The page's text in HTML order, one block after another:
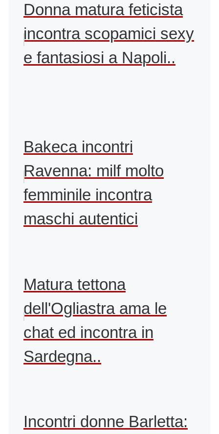
Donna matura feticista
incontra scopamici sexy
e fantasiosi a Napoli..
Bakeca incontri
Ravenna: milf molto
femminile incontra
maschi autentici
Matura tettona
dell'Ogliastra ama le
chat ed incontra in
Sardegna..
Incontri donne Barletta: